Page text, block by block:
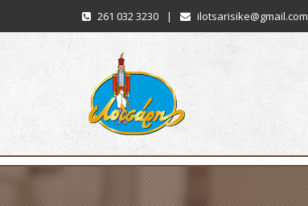
261 032 3230 | ilotsarisike@gmail.com